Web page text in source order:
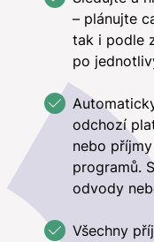
– plánujte
tak i podle
po
odchozí
nebo
programů.
odvody
Všechny